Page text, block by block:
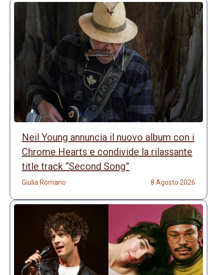
Neil Young annuncia il nuovo album con i
Chrome Hearts e condivide la rilassante
title track “Second Song”
Giulia Romano 8 Agosto 2026